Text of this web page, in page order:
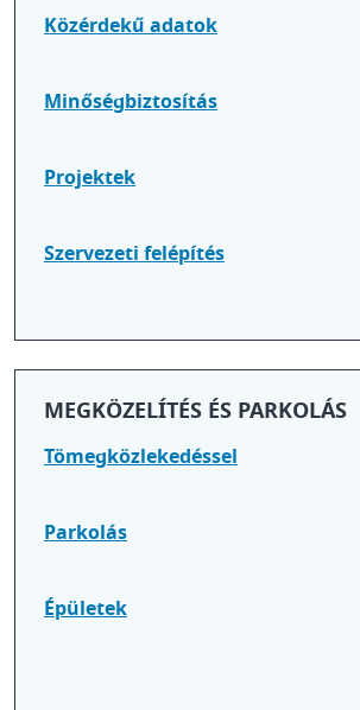
Közérdekű adatok
Minőségbiztosítás
Projektek
Szervezeti felépítés
MEGKÖZELÍTÉS ÉS PARKOLÁS
Tömegközlekedéssel
Parkolás
Épületek